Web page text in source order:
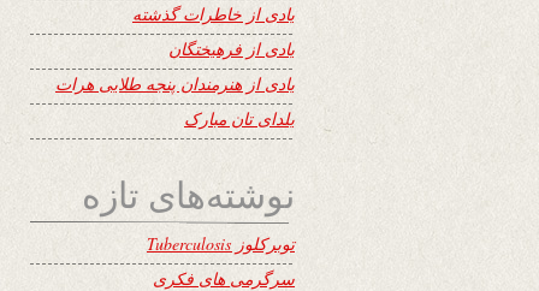
یادی از خاطرات گذشته
یادی از فرهیختگان
یادی از هنرمندان پنجه طلایی هرات
یلدای تان مبارک
نوشته‌های تازه
توبرکلوز Tuberculosis
سرگرمی های فکری